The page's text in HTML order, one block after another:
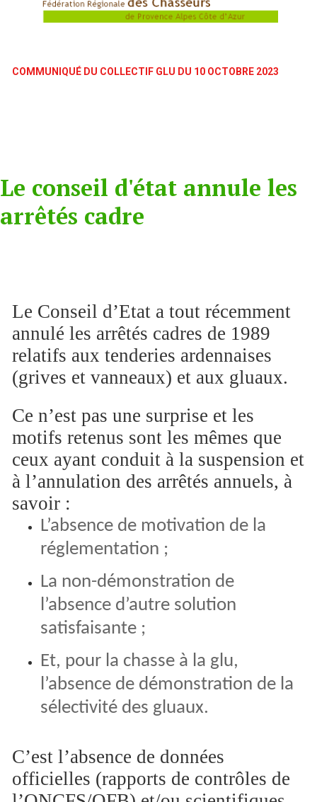
COMMUNIQUÉ DU COLLECTIF GLU DU 10 OCTOBRE 2023
Le conseil d'état annule les
arrêtés cadre
Le Conseil d’Etat a tout récemment
annulé les arrêtés cadres de 1989
relatifs aux tenderies ardennaises
(grives et vanneaux) et aux gluaux.
Ce n’est pas une surprise et les
motifs retenus sont les mêmes que
ceux ayant conduit à la suspension et
à l’annulation des arrêtés annuels, à
savoir :
L’absence de motivation de la
réglementation ;
La non-démonstration de
l’absence d’autre solution
satisfaisante ;
Et, pour la chasse à la glu,
l’absence de démonstration de la
sélectivité des gluaux.
C’est l’absence de données
officielles (rapports de contrôles de